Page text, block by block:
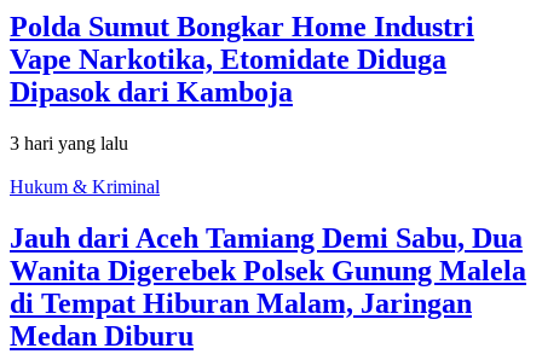
Polda Sumut Bongkar Home Industri
Vape Narkotika, Etomidate Diduga
Dipasok dari Kamboja
3 hari yang lalu
Hukum & Kriminal
Jauh dari Aceh Tamiang Demi Sabu, Dua
Wanita Digerebek Polsek Gunung Malela
di Tempat Hiburan Malam, Jaringan
Medan Diburu